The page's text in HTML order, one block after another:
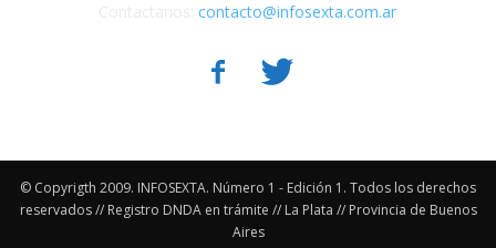
contacto@infosexta.com.ar
© Copyrigth 2009. INFOSEXTA. Número 1 - Edición 1. Todos los derechos
reservados // Registro DNDA en trámite // La Plata // Provincia de Buenos
Aires